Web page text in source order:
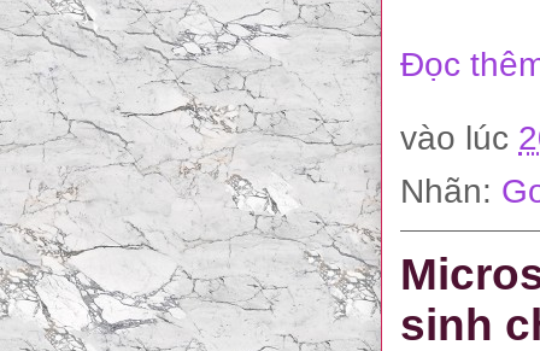
Đọc
vào lúc
Nhãn:
sinh